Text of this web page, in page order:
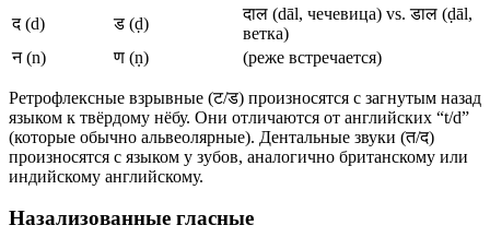
द (d)
ड (ḍ)
दाल (dāl, чечевица) vs. डाल (ḍāl,
ветка)
न (n)
ण (ṇ) (реже встречается)
Ретрофлексные взрывные (ट/ड) произносятся с загнутым назад
языком к твёрдому нёбу. Они отличаются от английских “t/d”
(которые обычно альвеолярные). Дентальные звуки (त/द)
произносятся с языком у зубов, аналогично британскому или
индийскому английскому.
Назализованные гласные